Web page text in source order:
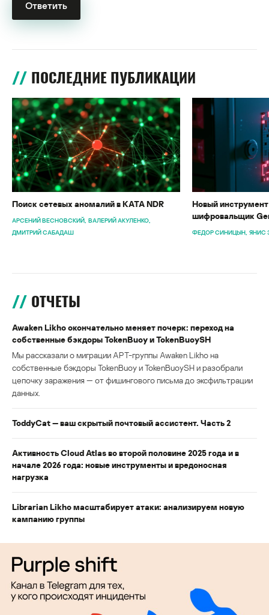
ПОСЛЕДНИЕ ПУБЛИКАЦИИ
Поиск сетевых аномалий в KATA NDR
АРСЕНИЙ ВЕСНОВСКИЙ ВАЛЕРИЙ АКУЛЕНКО
ДМИТРИЙ САБАДАШ
Новый
шифровальщик
ФЕДОР СИНИЦЫН ЯНИС
ОТЧЕТЫ
Awaken Likho окончательно меняет почерк: переход на
собственные бэкдоры TokenBuoy и TokenBuoySH
Мы рассказали о миграции APT-группы Awaken Likho на
собственные бэкдоры TokenBuoy и TokenBuoySH и разобрали
цепочку заражения — от фишингового письма до эксфильтрации
данных.
ToddyCat — ваш скрытый почтовый ассистент. Часть 2
Активность Cloud Atlas во второй половине 2025 года и в
начале 2026 года: новые инструменты и вредоносная
нагрузка
Librarian Likho масштабирует атаки: анализируем новую
кампанию группы